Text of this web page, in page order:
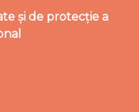
și de protecție a